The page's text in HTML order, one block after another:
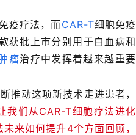
疫疗法，而CAR-T细胞免疫
获批上市分别用于白血病和
瘤治疗中发挥着越来越重要
推动这项新技术走进患者，
我们从CAR-T细胞疗法进化
来如何提升4个方面回顾，